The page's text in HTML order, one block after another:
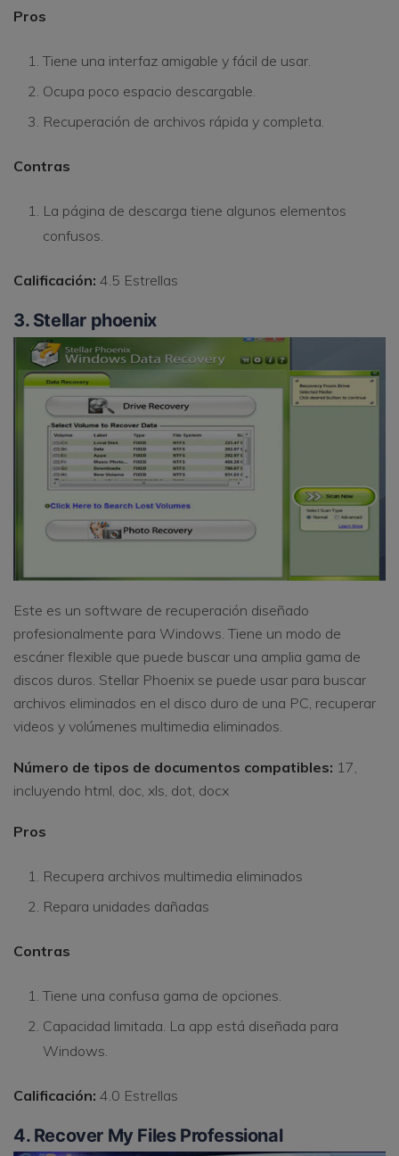
Pros
Tiene una interfaz amigable y fácil de usar.
Ocupa poco espacio descargable.
Recuperación de archivos rápida y completa.
Contras
La página de descarga tiene algunos elementos
confusos.
Calificación: 4.5 Estrellas
3. Stellar phoenix
Este es un software de recuperación diseñado
profesionalmente para Windows. Tiene un modo de
escáner flexible que puede buscar una amplia gama de
discos duros. Stellar Phoenix se puede usar para buscar
archivos eliminados en el disco duro de una PC, recuperar
videos y volúmenes multimedia eliminados.
Número de tipos de documentos compatibles: 17,
incluyendo html, doc, xls, dot, docx
Pros
Recupera archivos multimedia eliminados
Repara unidades dañadas
Contras
Tiene una confusa gama de opciones.
Capacidad limitada. La app está diseñada para
Windows.
Calificación: 4.0 Estrellas
4. Recover My Files Professional